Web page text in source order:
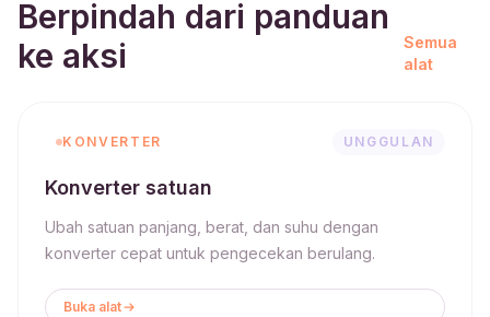
Berpindah dari panduan
ke aksi
Semua
alat
KONVERTER UNGGULAN
Konverter satuan
Ubah satuan panjang, berat, dan suhu dengan
konverter cepat untuk pengecekan berulang.
Buka alat